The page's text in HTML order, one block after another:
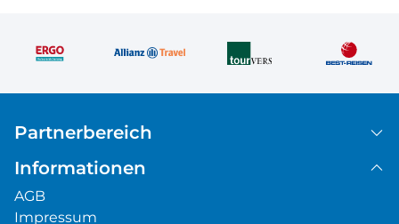
Partnerbereich
Informationen
AGB
Impressum